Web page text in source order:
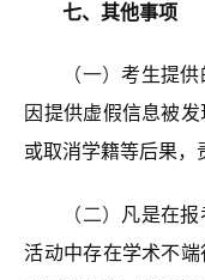
七、其他事项
（一）考生提供
因提供虚假信息被
或取消学籍等后果，
（二）
凡是在
活动中存在学术不